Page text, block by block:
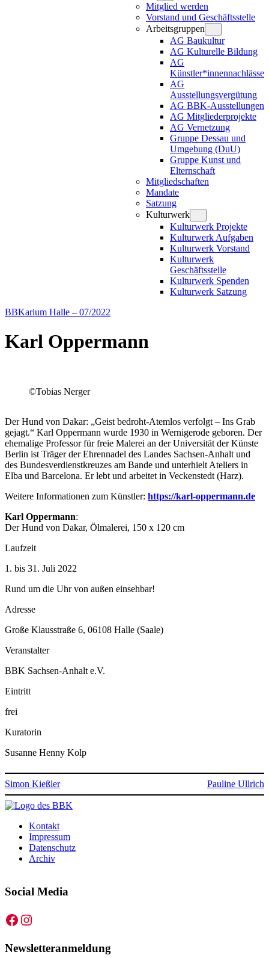
Mitglied werden
Vorstand und Geschäftsstelle
Arbeitsgruppen
AG Baukultur
AG Kulturelle Bildung
AG
Künstler*innennachlässe
AG
Ausstellungsvergütung
AG BBK-Ausstellungen
AG Mitgliederprojekte
AG Vernetzung
Gruppe Dessau und
Umgebung (DuU)
Gruppe Kunst und
Elternschaft
Mitgliedschaften
Mandate
Satzung
Kulturwerk
Kulturwerk Projekte
Kulturwerk Aufgaben
Kulturwerk Vorstand
Kulturwerk
Geschäftsstelle
Kulturwerk Spenden
Kulturwerk Satzung
BBKarium Halle – 07/2022
Karl Oppermann
©Tobias Nerger
Der Hund von Dakar: „Geist bedroht-Atemlos verfolgt – Ins Grab
gejagt.“ Karl Oppermann wurde 1930 in Wernigerode geboren. Der
ehemalige Professor für freie Malerei an der Universität der Künste
Berlin ist Träger der Ehrennadel des Landes Sachsen-Anhalt und
des Bundesverdienstkreuzes am Bande und unterhielt Ateliers in
Elba und Barcelona. Er lebt und arbeitet in Veckenstedt (Harz).
Weitere Informationen zum Künstler: https://karl-oppermann.de
Karl Oppermann:
Der Hund von Dakar, Ölmalerei, 150 x 120 cm
Laufzeit
1. bis 31. Juli 2022
Rund um die Uhr von außen einsehbar!
Adresse
Große Klausstraße 6, 06108 Halle (Saale)
Veranstalter
BBK Sachsen-Anhalt e.V.
Eintritt
frei
Kuratorin
Susanne Henny Kolp
Simon Kießler Pauline Ullrich
Kontakt
Impressum
Datenschutz
Archiv
Social Media
Facebook
Instagram
Newsletteranmeldung